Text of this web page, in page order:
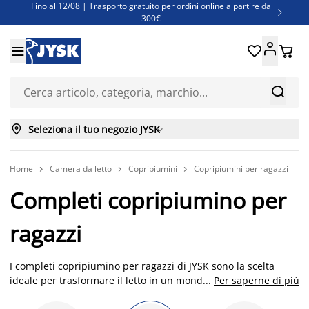
Fino al 12/08 | Trasporto gratuito per ordini online a partire da
300€

Super offerte d'estate | Oltre 1.500 articoli fino al 70%
Finanziamenti - Scegli il piano di rimborso più adatto a te


 
 Seleziona il tuo negozio JYSK
Home  Camera da letto  Copripiumini  Copripiumini per ragazzi
Completi copripiumino per
ragazzi
I completi copripiumino per ragazzi di JYSK sono la scelta
ideale per trasformare il letto in un mondo di avventure e
... Per saperne di più